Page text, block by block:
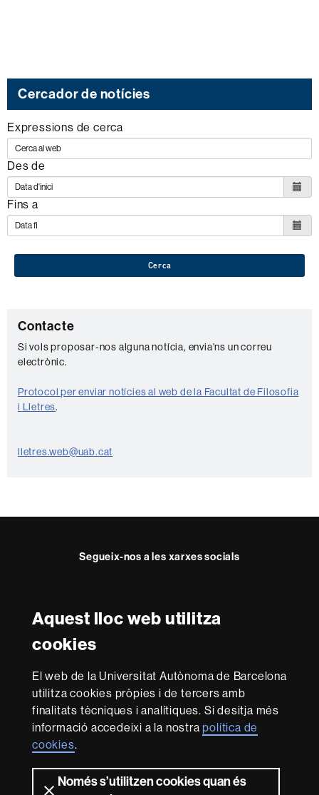
Aquest lloc web utilitza
cookies
El web de la Universitat Autònoma de Barcelona
utilitza cookies pròpies i de tercers amb
finalitats tècniques i analítiques. Si desitja més
informació accedeixi a la nostrapolítica de
cookies.
Només s’utilitzen cookies quan és
Cercador de notícies
Expressions de cerca
Des de
Fins a
Cerca
C
o
n
t
a
t
Contacte
Si vols proposar-nos alguna notícia, envia'ns un correu
electrònic.
Protocol per enviar notícies al web de la Facultat de Filosofia
i Lletres.
lletres.web@uab.cat
Segueix-nos a les xarxes socials
FFLFFLFFLFFL
Reconeixement internacional de l'excel·lència
in
Research
-
Euraxess
Amb el finançament de
Sobre
aquest